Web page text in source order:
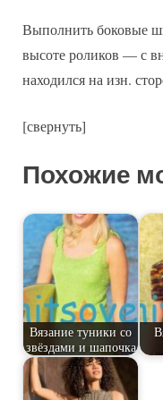
Выполнить боковые
высоте роликов — с
находился на изн.
[свернуть]
Похожие
Вязание туники со
звёздами и шапочка